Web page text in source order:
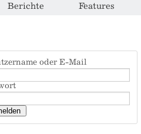
Berichte Features
oder E-Mail